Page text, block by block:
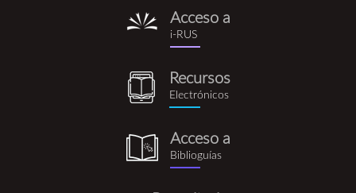
i-
rus.png
Acceso a
i-RUS
recursos_electronicos.png
Recursos
Electrónicos
biblioguia.png
Acceso a
Biblioguías